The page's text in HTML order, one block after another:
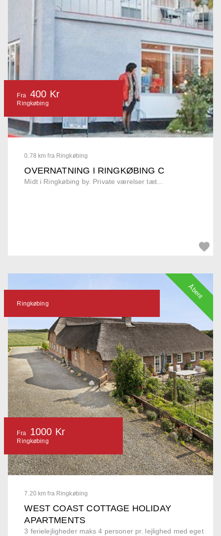
0.78 km fra Ringkøbing
OVERNATNING I RINGKØBING C
Midt i Ringkøbing by. Private værelser tæt...
Fra 400 Kr
Ringkøbing
7.20 km fra Ringkøbing
WEST COAST COTTAGE HOLIDAY
APARTMENTS
3 ferielejligheder maks 4 personer pr. lejlighed med eget
Ringkøbing
Fra 1000 Kr
Ringkøbing
Åbent